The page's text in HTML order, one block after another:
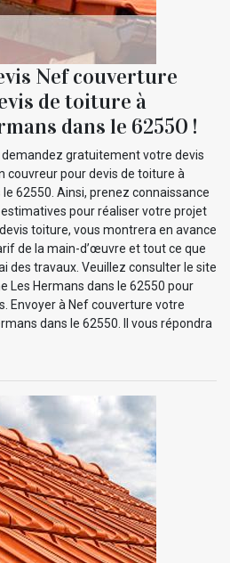
Nef couverture
de toiture à
dans le 62550 !
gratuitement votre devis
couvreur pour devis de toiture à
62550. Ainsi, prenez connaissance
estimatives pour réaliser votre projet
toiture, vous montrera en avance
de la main-d’œuvre et tout ce que
des travaux. Veuillez consulter le site
Les Hermans dans le 62550 pour
Envoyer à Nef couverture votre
dans le 62550. Il vous répondra